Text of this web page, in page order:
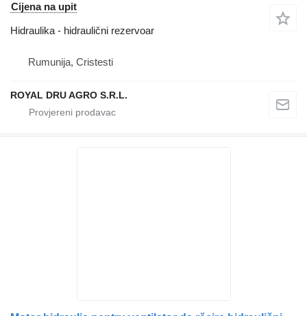
Cijena na upit
Hidraulika - hidraulični rezervoar
Rumunija, Cristesti
ROYAL DRU AGRO S.R.L.